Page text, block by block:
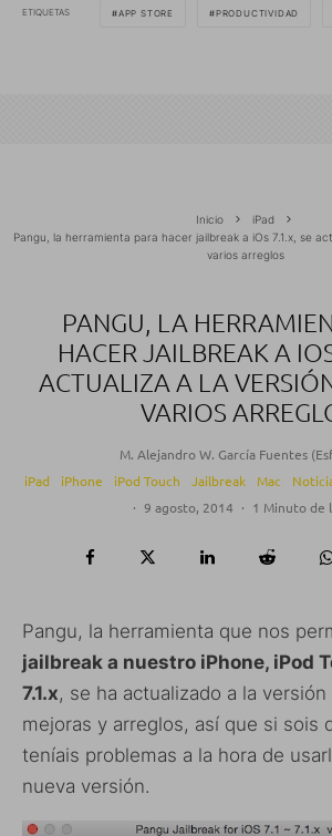
ETIQUETAS APP STORE PRODUCTIVIDAD
Inicio
iPad
Pangu, la herramienta para hacer jailbreak a iOs 7.1.x, se
varios arreglos
PANGU, LA
HACER JAILBREAK A
ACTUALIZA A LA
VARIOS
M. Alejandro W. García Fuentes
iPad
iPhone iPod Touch Jailbreak Mac
· 9 agosto, 2014 · 1 Minuto de
Pangu, la herramienta que nos
jailbreak a nuestro iPhone, iPod
7.1.x, se ha actualizado a la versión
mejoras y arreglos, así que si sois
teníais problemas a la hora de
nueva versión.